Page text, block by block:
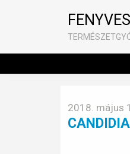
2018. május